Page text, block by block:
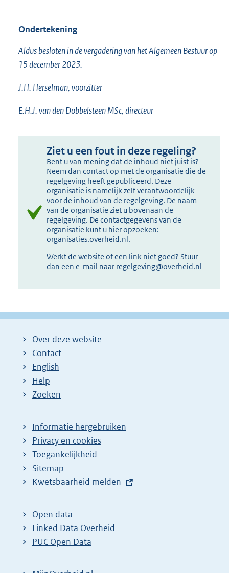
Ondertekening
Aldus besloten in de vergadering van het Algemeen Bestuur op
15 december 2023.
J.H. Herselman, voorzitter
E.H.J. van den Dobbelsteen MSc, directeur
Ziet u een fout in deze regeling?
Bent u van mening dat de inhoud niet juist is?
Neem dan contact op met de organisatie die de
regelgeving heeft gepubliceerd. Deze
organisatie is namelijk zelf verantwoordelijk
voor de inhoud van de regelgeving. De naam
van de organisatie ziet u bovenaan de
regelgeving. De contactgegevens van de
organisatie kunt u hier opzoeken:
organisaties.overheid.nl.
Werkt de website of een link niet goed? Stuur
dan een e-mail naar regelgeving@overheid.nl
Over deze website
Contact
English
Help
Zoeken
Informatie hergebruiken
Privacy en cookies
Toegankelijkheid
Sitemap
E
t
e
r
Kwetsbaarheid melden
Open data
Linked Data Overheid
PUC Open Data